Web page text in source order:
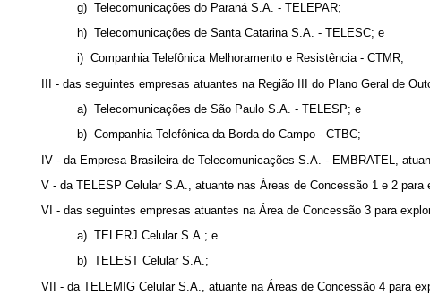
g) Telecomunicações do Paraná S.A. - TELEPAR;
h) Telecomunicações de Santa Catarina S.A. - TELESC; e
i) Companhia Telefônica Melhoramento e Resistência - CTMR;
III - das seguintes empresas atuantes na Região III do Plano Geral de
a) Telecomunicações de São Paulo S.A. - TELESP; e
b) Companhia Telefônica da Borda do Campo - CTBC;
IV - da Empresa Brasileira de Telecomunicações S.A. - EMBRATEL,
V - da TELESP Celular S.A., atuante nas Áreas de Concessão 1 e 2 para
VI - das seguintes empresas atuantes na Área de Concessão 3 para
a) TELERJ Celular S.A.; e
b) TELEST Celular S.A.;
VII - da TELEMIG Celular S.A., atuante na Áreas de Concessão 4 para